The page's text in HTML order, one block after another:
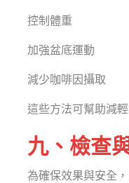
控制體重
加強盆底運動
減少咖啡因攝取
這些方法可幫助減輕
九、檢查
為確保效果與安全，